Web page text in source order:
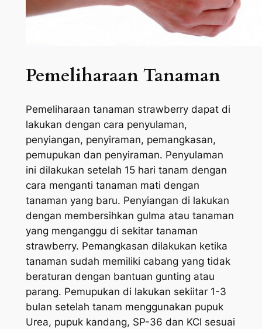
Pemeliharaan Tanaman
Pemeliharaan tanaman strawberry dapat di
lakukan dengan cara penyulaman,
penyiangan, penyiraman, pemangkasan,
pemupukan dan penyiraman. Penyulaman
ini dilakukan setelah 15 hari tanam dengan
cara menganti tanaman mati dengan
tanaman yang baru. Penyiangan di lakukan
dengan membersihkan gulma atau tanaman
yang menganggu di sekitar tanaman
strawberry. Pemangkasan dilakukan ketika
tanaman sudah memiliki cabang yang tidak
beraturan dengan bantuan gunting atau
parang. Pemupukan di lakukan sekiitar 1-3
bulan setelah tanam menggunakan pupuk
Urea, pupuk kandang, SP-36 dan KCl sesuai